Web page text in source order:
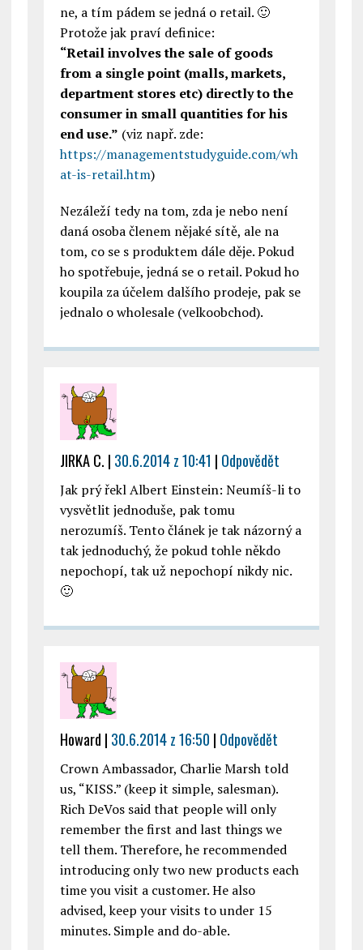
ne, a tím pádem se jedná o retail. 🙂
Protože jak praví definice:
“Retail involves the sale of goods
from a single point (malls, markets,
department stores etc) directly to the
consumer in small quantities for his
end use.” (viz např. zde:
https://managementstudyguide.com/wh
at-is-retail.htm)
Nezáleží tedy na tom, zda je nebo není
daná osoba členem nějaké sítě, ale na
tom, co se s produktem dále děje. Pokud
ho spotřebuje, jedná se o retail. Pokud ho
koupila za účelem dalšího prodeje, pak se
jednalo o wholesale (velkoobchod).
JIRKA C. | 30.6.2014 z 10:41 | Odpovědět
Jak prý řekl Albert Einstein: Neumíš-li to
vysvětlit jednoduše, pak tomu
nerozumíš. Tento článek je tak názorný a
tak jednoduchý, že pokud tohle někdo
nepochopí, tak už nepochopí nikdy nic.
🙂
Howard | 30.6.2014 z 16:50 | Odpovědět
Crown Ambassador, Charlie Marsh told
us, “KISS.” (keep it simple, salesman).
Rich DeVos said that people will only
remember the first and last things we
tell them. Therefore, he recommended
introducing only two new products each
time you visit a customer. He also
advised, keep your visits to under 15
minutes. Simple and do-able.